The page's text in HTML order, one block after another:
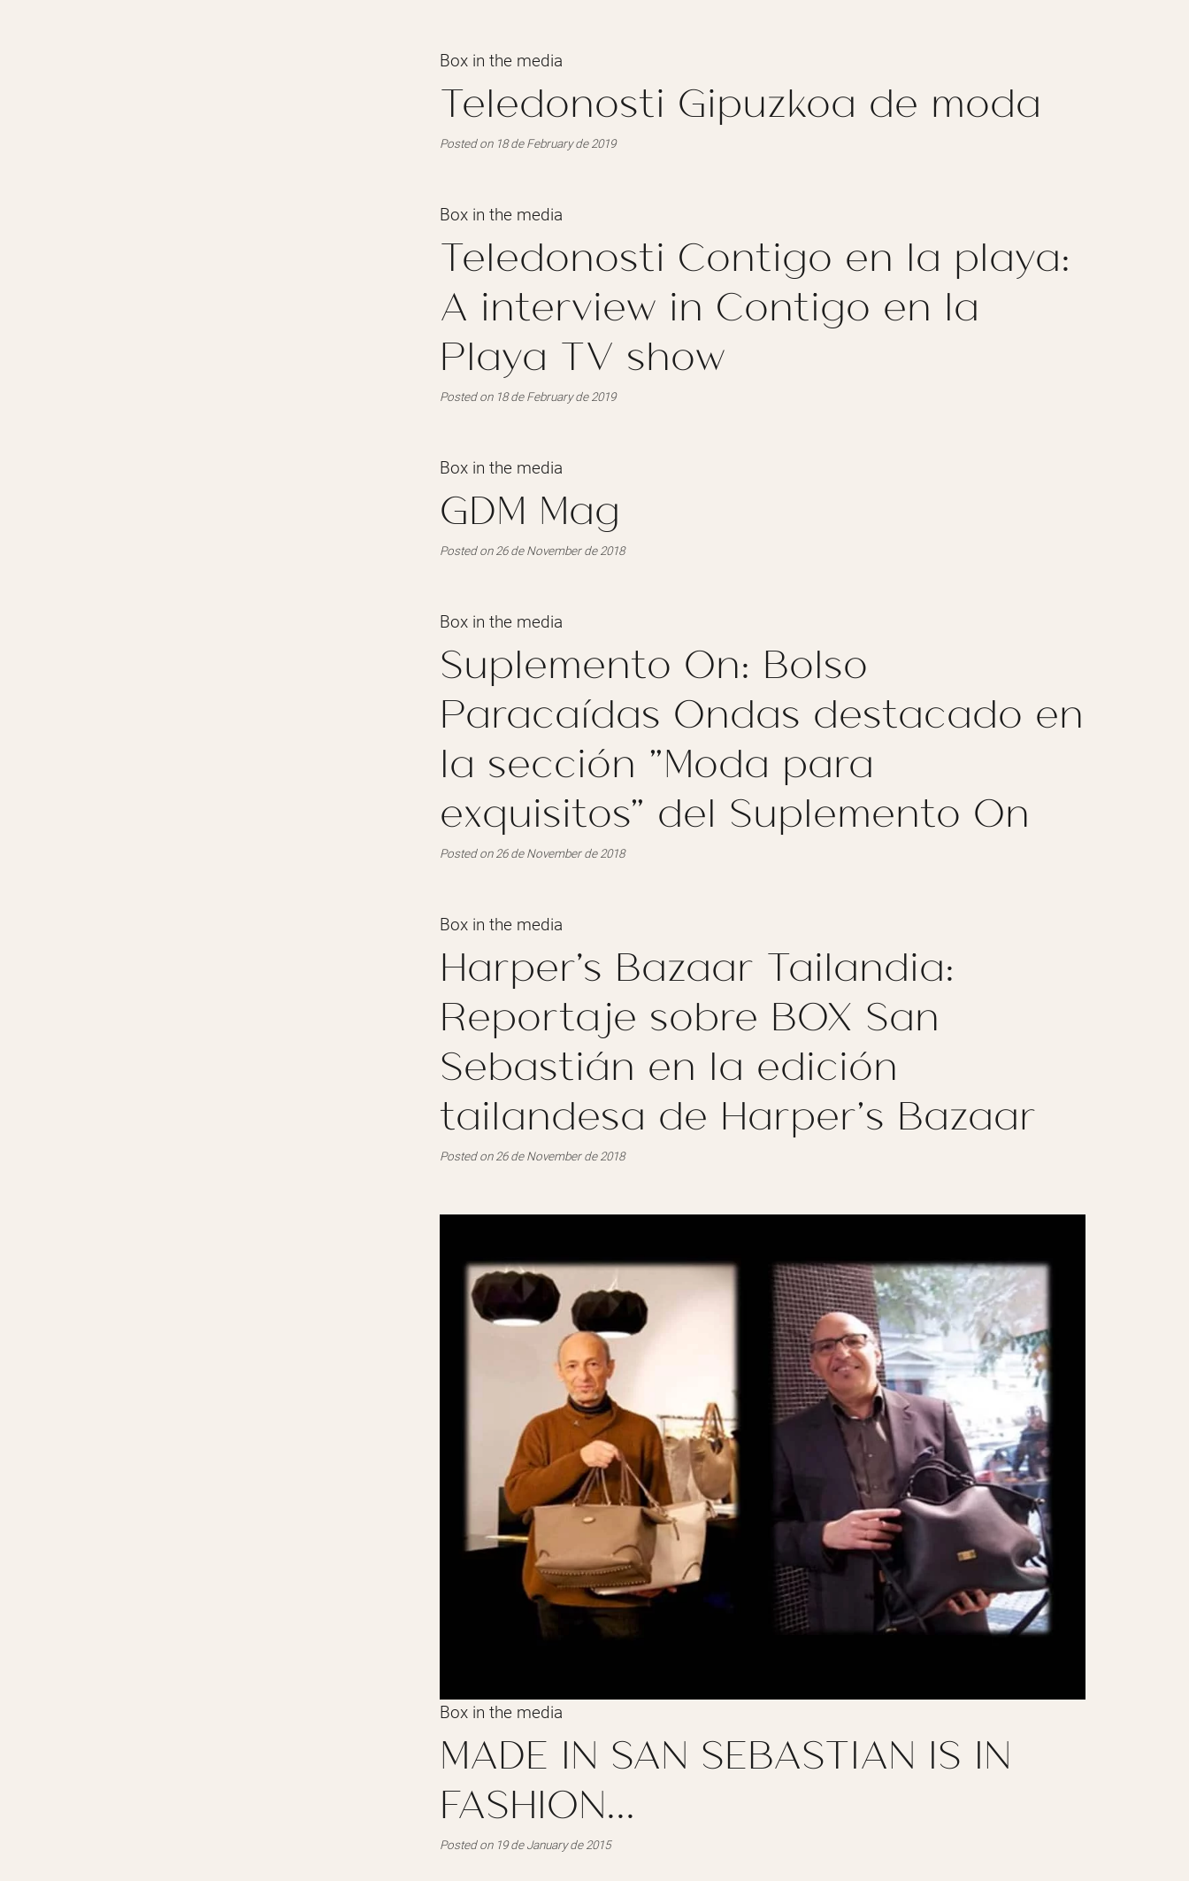
Box in the media
Teledonosti Gipuzkoa de moda
Posted on 18 de February de 2019
Box in the media
Teledonosti Contigo en la playa:
A interview in Contigo en la
Playa TV show
Posted on 18 de February de 2019
Box in the media
GDM Mag
Posted on 26 de November de 2018
Box in the media
Suplemento On: Bolso
Paracaídas Ondas destacado en
la sección "Moda para
exquisitos" del Suplemento On
Posted on 26 de November de 2018
Box in the media
Harper's Bazaar Tailandia:
Reportaje sobre BOX San
Sebastián en la edición
tailandesa de Harper’s Bazaar
Posted on 26 de November de 2018
Box in the media
MADE IN SAN SEBASTIAN IS IN
FASHION...
Posted on 19 de January de 2015